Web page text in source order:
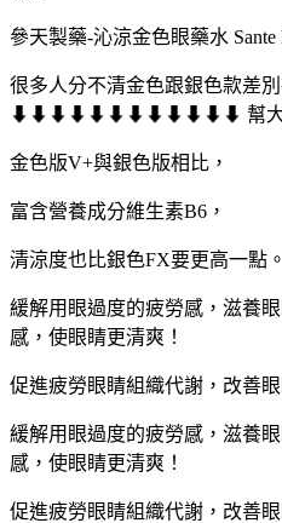
沁
金
色
眼
水
FX
Plus
12ml
數
量
參天製藥-沁涼金色眼藥水 Sante
很多人分不清金色跟銀色款差
⬇⬇⬇⬇⬇⬇⬇⬇⬇⬇⬇⬇ 幫大家
金色版V+與銀色版相比，
富含營養成分維生素B6，
清涼度也比銀色FX要更高一點。
緩解用眼過度的疲勞感，滋養
感，使眼睛更清爽！
促進疲勞眼睛組織代謝，改善
緩解用眼過度的疲勞感，滋養
感，使眼睛更清爽！
促進疲勞眼睛組織代謝，改善